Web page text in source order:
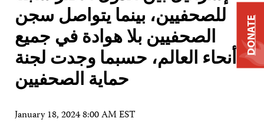
للصحفيين، بينما يتواصل سجن
الصحفيين بلا هوادة في جميع
أنحاء العالم، حسبما وجدت لجنة
حماية الصحفيين
January 18, 2024 8:00 AM EST
DONATE